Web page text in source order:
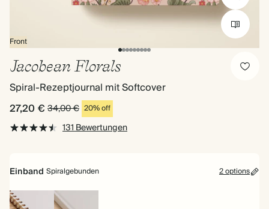
Front
Jacobean Florals
Spiral-Rezeptjournal mit Softcover
27,20 € 34,00 € 20% off
131 Bewertungen
Einband Spiralgebunden 2 options